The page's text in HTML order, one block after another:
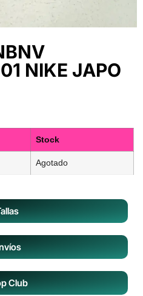
NIKE JAPO
Stock
Agotado
Club